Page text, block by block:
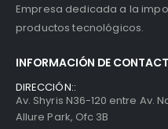
Empresa dedicada a la
productos tecnológicos.
INFORMACIÓN DE
DIRECCIÓN::
Av. Shyris N36-120 entre Av.
Allure Park, Ofc 3B